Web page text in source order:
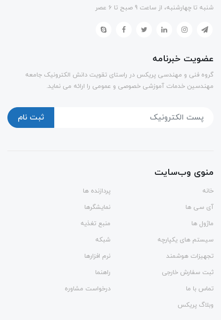
شنبه تا چهارشنبه، از ساعت 9 صبح تا 6 عصر
عضویت خبرنامه
گروه فنی و مهندسی پریکس در راستای تقویت دانش الکترونیک جامعه
مهندسین خدمات آموزشی خصوصی و عمومی را ارائه می نماید.
ثبت نام
منوی وب‌سایت
خانه
پردازنده ها
آی سی ها
نمایشگرها
ماژول ها
منبع تغذیه
سیستم های یکپارچه
شبکه
تجهیزات هوشمند
نرم افزارها
ثبت سفارش خارجی
راهنما
تماس با ما
درخواست مشاوره
وبلاگ پریکس